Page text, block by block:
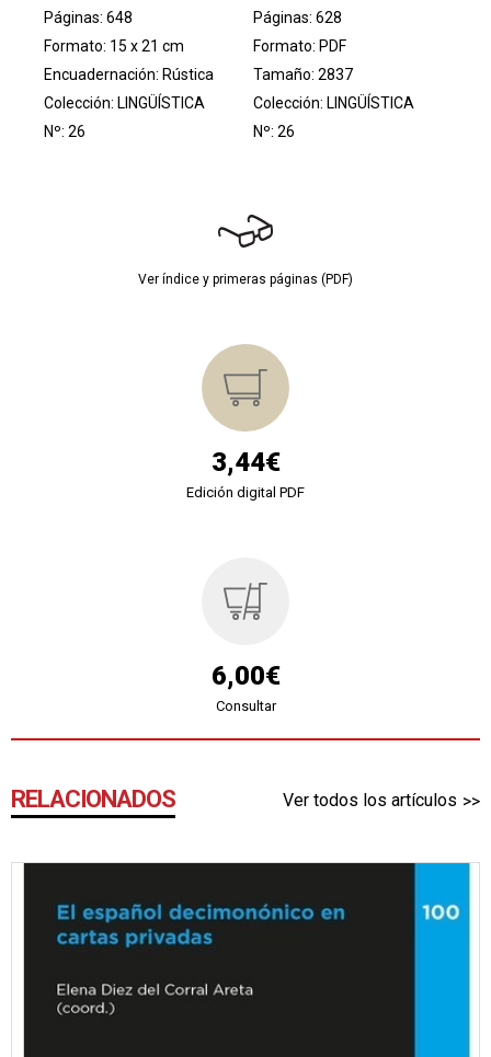
Páginas: 648
Formato: 15 x 21 cm
Encuadernación: Rústica
Colección: LINGÜÍSTICA
Nº: 26
Páginas: 628
Formato: PDF
Tamaño: 2837
Colección: LINGÜÍSTICA
Nº: 26
Ver índice y primeras páginas (PDF)
3,44€
Edición digital PDF
6,00€
Consultar
RELACIONADOS Ver todos los artículos